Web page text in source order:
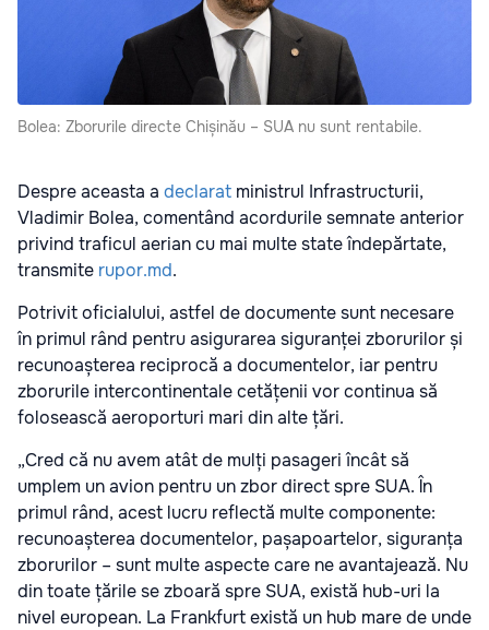
Bolea: Zborurile directe Chișinău – SUA nu sunt rentabile.
Despre aceasta a declarat ministrul Infrastructurii,
Vladimir Bolea, comentând acordurile semnate anterior
privind traficul aerian cu mai multe state îndepărtate,
transmite rupor.md.
Potrivit oficialului, astfel de documente sunt necesare
în primul rând pentru asigurarea siguranței zborurilor și
recunoașterea reciprocă a documentelor, iar pentru
zborurile intercontinentale cetățenii vor continua să
folosească aeroporturi mari din alte țări.
„Cred că nu avem atât de mulți pasageri încât să
umplem un avion pentru un zbor direct spre SUA. În
primul rând, acest lucru reflectă multe componente:
recunoașterea documentelor, pașapoartelor, siguranța
zborurilor – sunt multe aspecte care ne avantajează. Nu
din toate țările se zboară spre SUA, există hub-uri la
nivel european. La Frankfurt există un hub mare de unde